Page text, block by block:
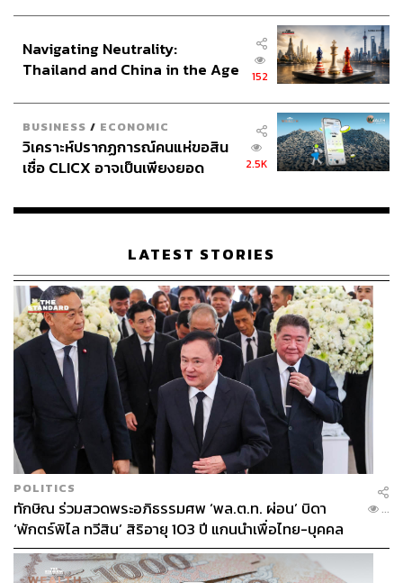
Navigating Neutrality:
Thailand and China in the Age
152
BUSINESS / ECONOMIC
วิเคราะห์ปรากฏการณ์คนแห่ขอสิน
เชื่อ CLICX อาจเป็นเพียงยอด
เรือนไทยที่ถูกซุกไว้
2.5K
LATEST STORIES
POLITICS
ทักษิณ ร่วมสวดพระอภิธรรมศพ ‘พล.ต.ท. ผ่อน’ บิดา
‘พักตร์พิไล ทวีสิน’ สิริอายุ 103 ปี แกนนำเพื่อไทย-บุคคล
หลากวงการร่วมอาลัย
...